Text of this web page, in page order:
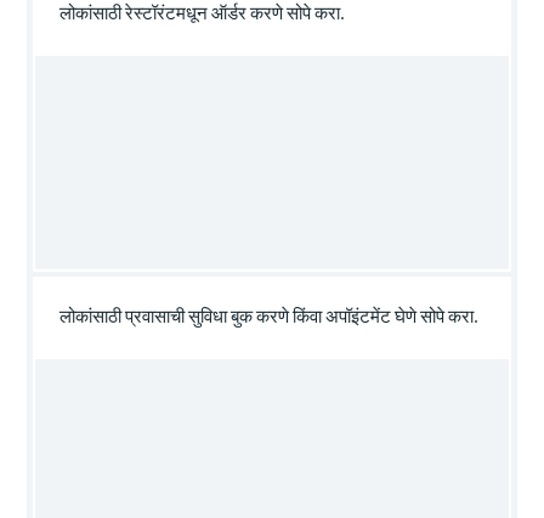
लोकांसाठी रेस्टॉरंटमधून ऑर्डर करणे सोपे करा.
लोकांसाठी प्रवासाची सुविधा बुक करणे किंवा अपॉइंटमेंट घेणे सोपे करा.